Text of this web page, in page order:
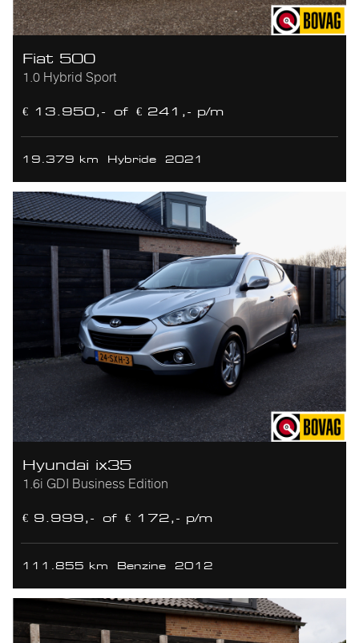
Fiat 500
1.0 Hybrid Sport
€ 13.950,- of € 241,- p/m
19.379 km Hybride 2021
Hyundai ix35
1.6i GDI Business Edition
€ 9.999,- of € 172,- p/m
111.855 km Benzine 2012